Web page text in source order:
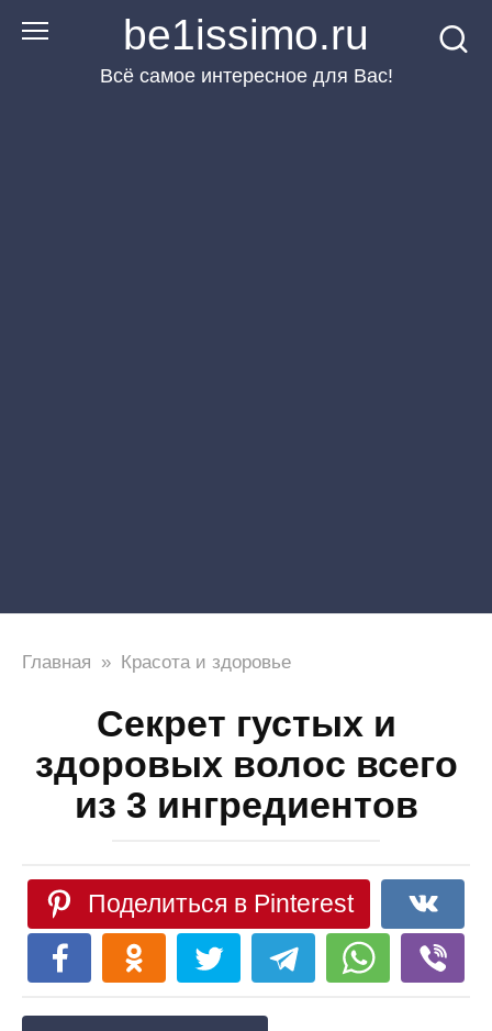
Перейти
be1issimo.ru
Всё самое интересное для Вас!
Главная » Красота и здоровье
Секрет густых и
здоровых волос всего
из 3 ингредиентов
Поделиться в Pinterest